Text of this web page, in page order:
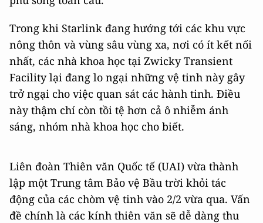
Trong khi Starlink đang hướng tới các khu vực
nông thôn và vùng sâu vùng xa, nơi có ít kết nối
nhất, các nhà khoa học tại Zwicky Transient
Facility lại đang lo ngại những vệ tinh này gây
trở ngại cho việc quan sát các hành tinh. Điều
này thậm chí còn tồi tệ hơn cả ô nhiễm ánh
sáng, nhóm nhà khoa học cho biết.
Liên đoàn Thiên văn Quốc tế (UAI) vừa thành
lập một Trung tâm Bảo vệ Bầu trời khỏi tác
động của các chòm vệ tinh vào 2/2 vừa qua. Vấn
đề chính là các kính thiên văn sẽ dễ dàng thu